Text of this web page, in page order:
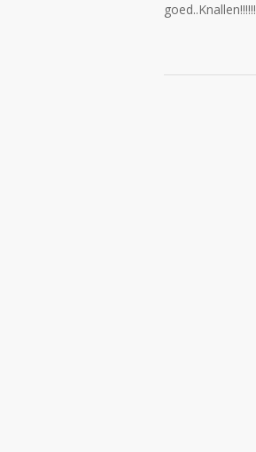
goed..Knallen!!!!!!